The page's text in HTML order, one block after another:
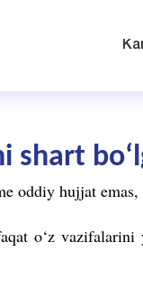
shart
oddiy hujjat
o‘z vazifalarini